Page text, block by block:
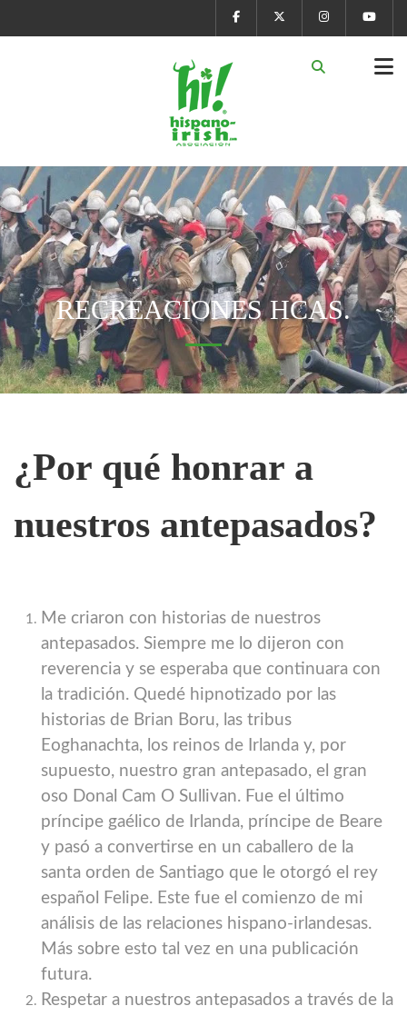
RECREACIONES HCAS.
¿Por qué honrar a
nuestros antepasados?
Me criaron con historias de nuestros
antepasados. Siempre me lo dijeron con
reverencia y se esperaba que continuara con
la tradición. Quedé hipnotizado por las
historias de Brian Boru, las tribus
Eoghanachta, los reinos de Irlanda y, por
supuesto, nuestro gran antepasado, el gran
oso Donal Cam O Sullivan. Fue el último
príncipe gaélico de Irlanda, príncipe de Beare
y pasó a convertirse en un caballero de la
santa orden de Santiago que le otorgó el rey
español Felipe. Este fue el comienzo de mi
análisis de las relaciones hispano-irlandesas.
Más sobre esto tal vez en una publicación
futura.
Respetar a nuestros antepasados ​​a través de la